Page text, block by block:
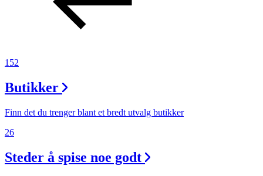
Åpningstider
Praktisk informasjon
152
Butikker
Finn det du trenger blant et bredt utvalg butikker
26
Steder å spise noe godt